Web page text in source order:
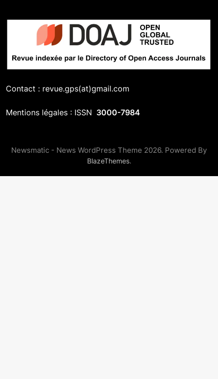
Contact : revue.gps(at)gmail.com
Mentions légales : ISSN 3000-7984
Newsmatic - News WordPress Theme 2026. Powered By
BlazeThemes.